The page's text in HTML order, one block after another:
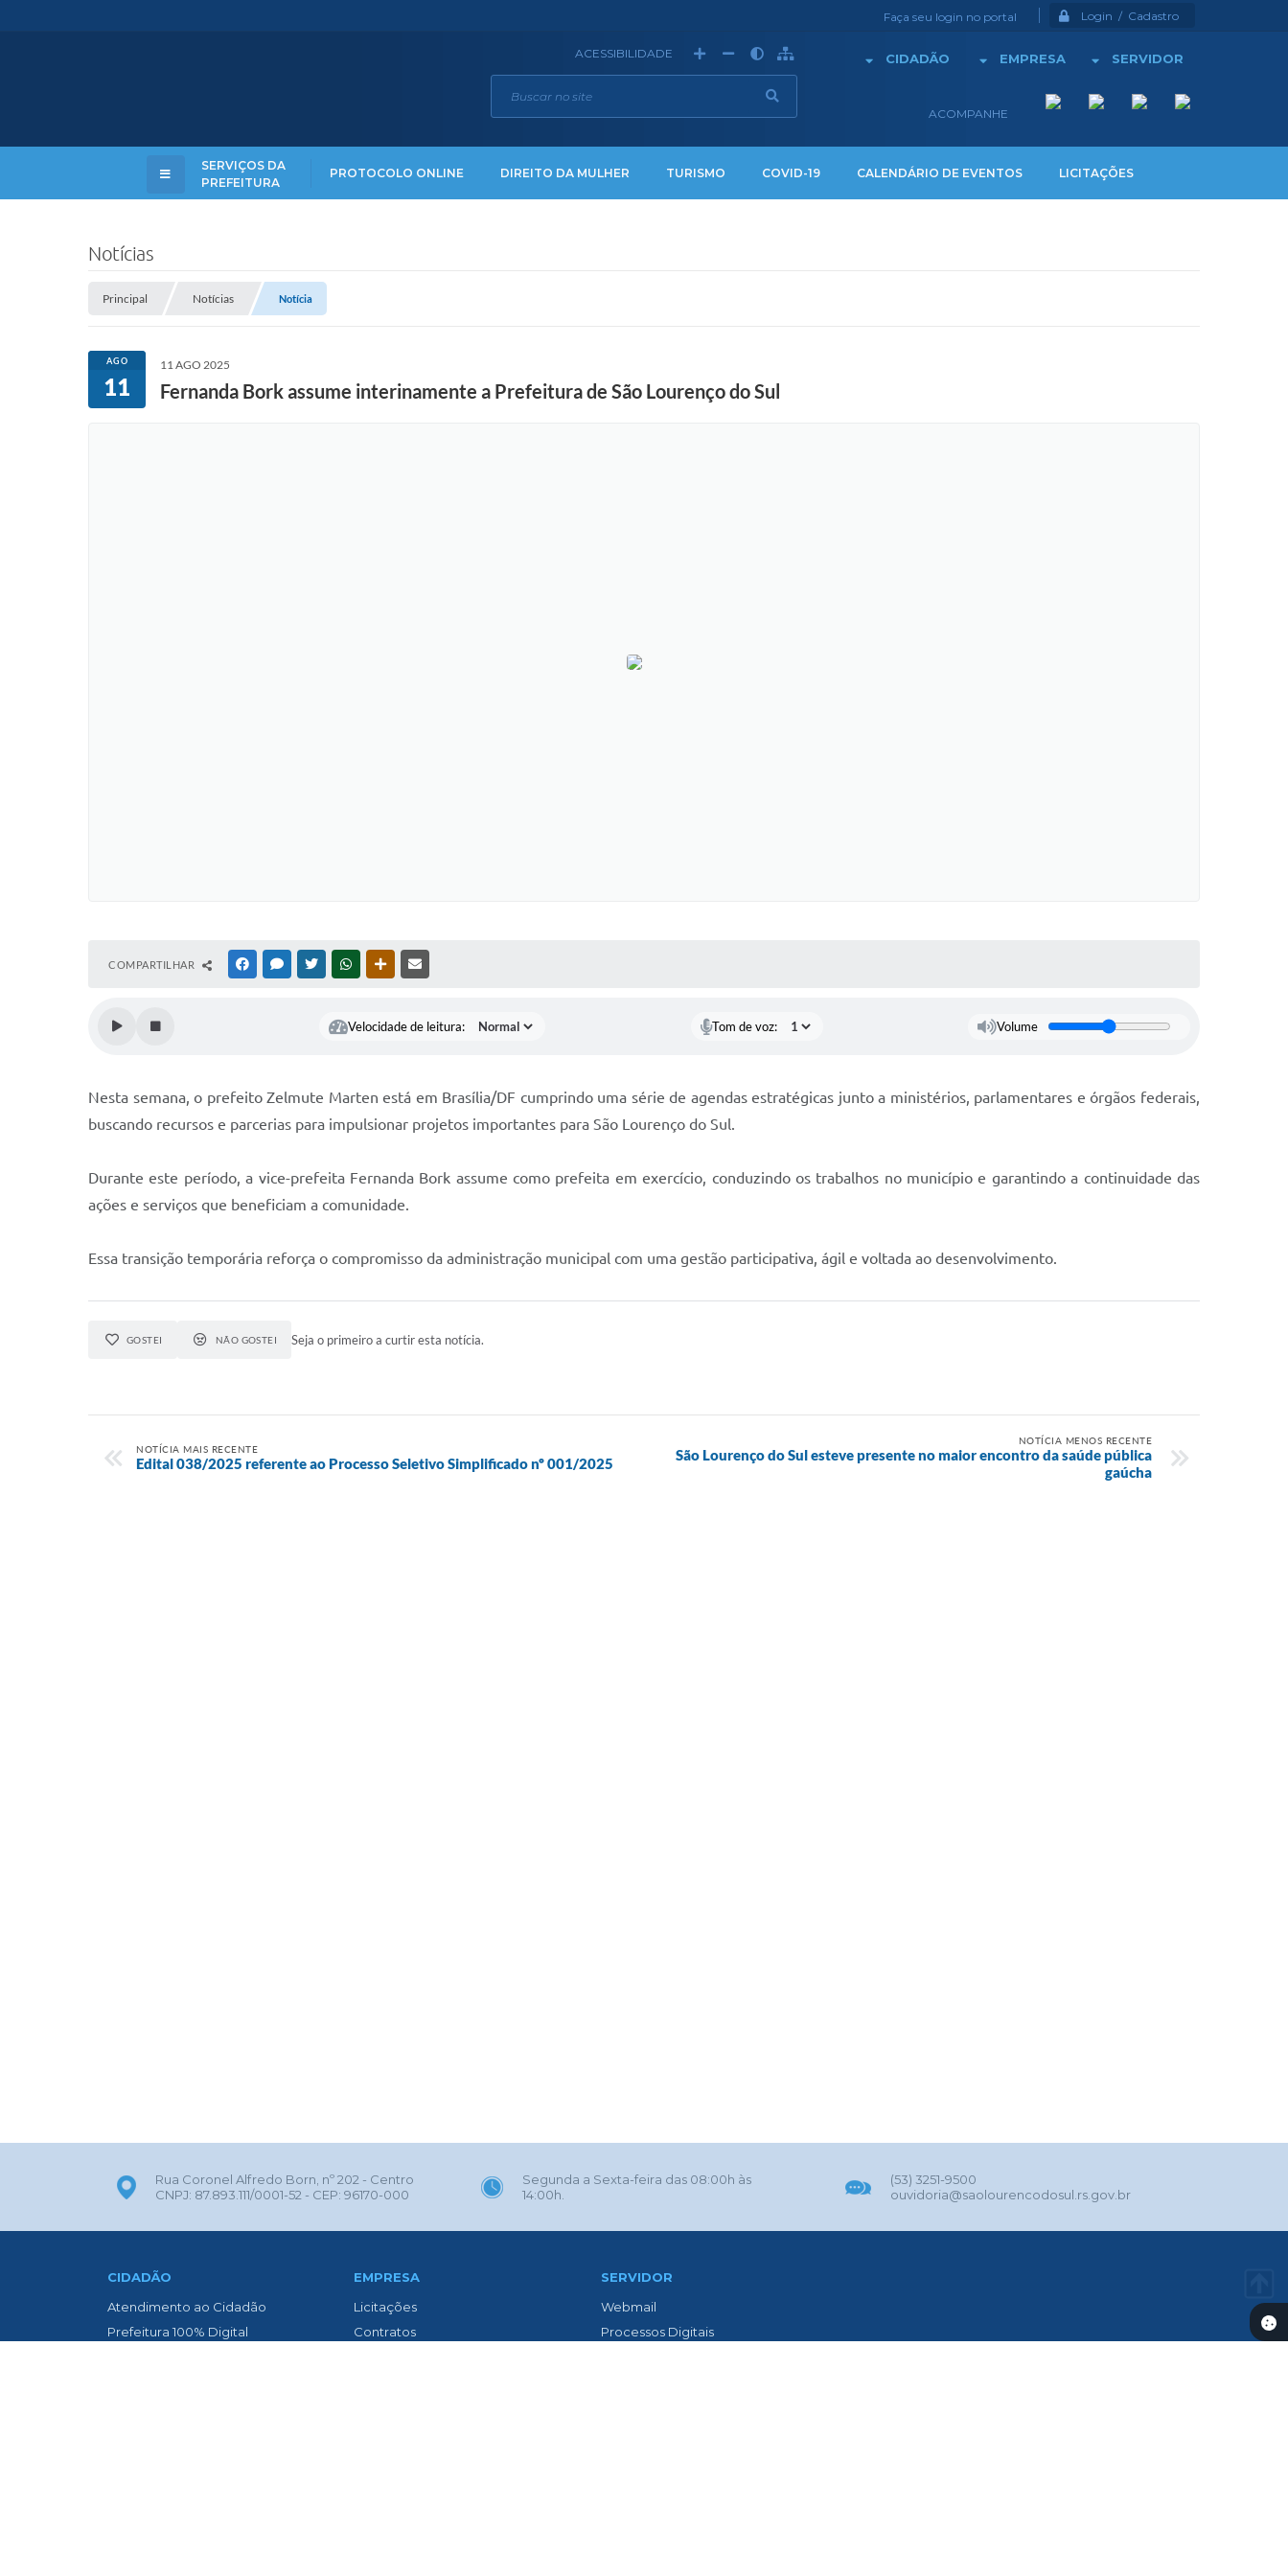
Faça seu login no portal Login / Cadastro
CIDADÃO EMPRESA SERVIDOR
ACOMPANHE
ACESSIBILIDADE
SERVIÇOS DA
PREFEITURA
PROTOCOLO ONLINE DIREITO DA MULHER TURISMO COVID-19 CALENDÁRIO DE EVENTOS LICITAÇÕES
Notícias
Principal Notícias Notícia
AGO
11
11 AGO 2025
Fernanda Bork assume interinamente a Prefeitura de São Lourenço do Sul
COMPARTILHAR FACEBOOKMESSENGER
TWITTERWHATSAPPOUTRAS MÍDIAS
Velocidade de leitura: Tom de voz: Volume
Nesta semana, o prefeito Zelmute Marten está em Brasília/DF cumprindo uma série de agendas estratégicas junto a ministérios, parlamentares e órgãos federais,
buscando recursos e parcerias para impulsionar projetos importantes para São Lourenço do Sul.
Durante este período, a vice-prefeita Fernanda Bork assume como prefeita em exercício, conduzindo os trabalhos no município e garantindo a continuidade das
ações e serviços que beneficiam a comunidade.
Essa transição temporária reforça o compromisso da administração municipal com uma gestão participativa, ágil e voltada ao desenvolvimento.
GOSTEI NÃO GOSTEI Seja o primeiro a curtir esta notícia.
NOTÍCIA MAIS RECENTE
Edital 038/2025 referente ao Processo Seletivo Simplificado nº 001/2025
NOTÍCIA MENOS RECENTE
São Lourenço do Sul esteve presente no maior encontro da saúde pública
gaúcha
Rua Coronel Alfredo Born, nº 202 - Centro
CNPJ: 87.893.111/0001-52 - CEP: 96170-000
Segunda a Sexta-feira das 08:00h às
14:00h.
(53) 3251-9500
ouvidoria@saolourencodosul.rs.gov.br
CIDADÃO
Atendimento ao Cidadão
Prefeitura 100% Digital
EMPRESA
Licitações
Contratos
SERVIDOR
Webmail
Processos Digitais